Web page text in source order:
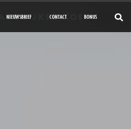
NIEUWSBRIEF CONTACT BONUS